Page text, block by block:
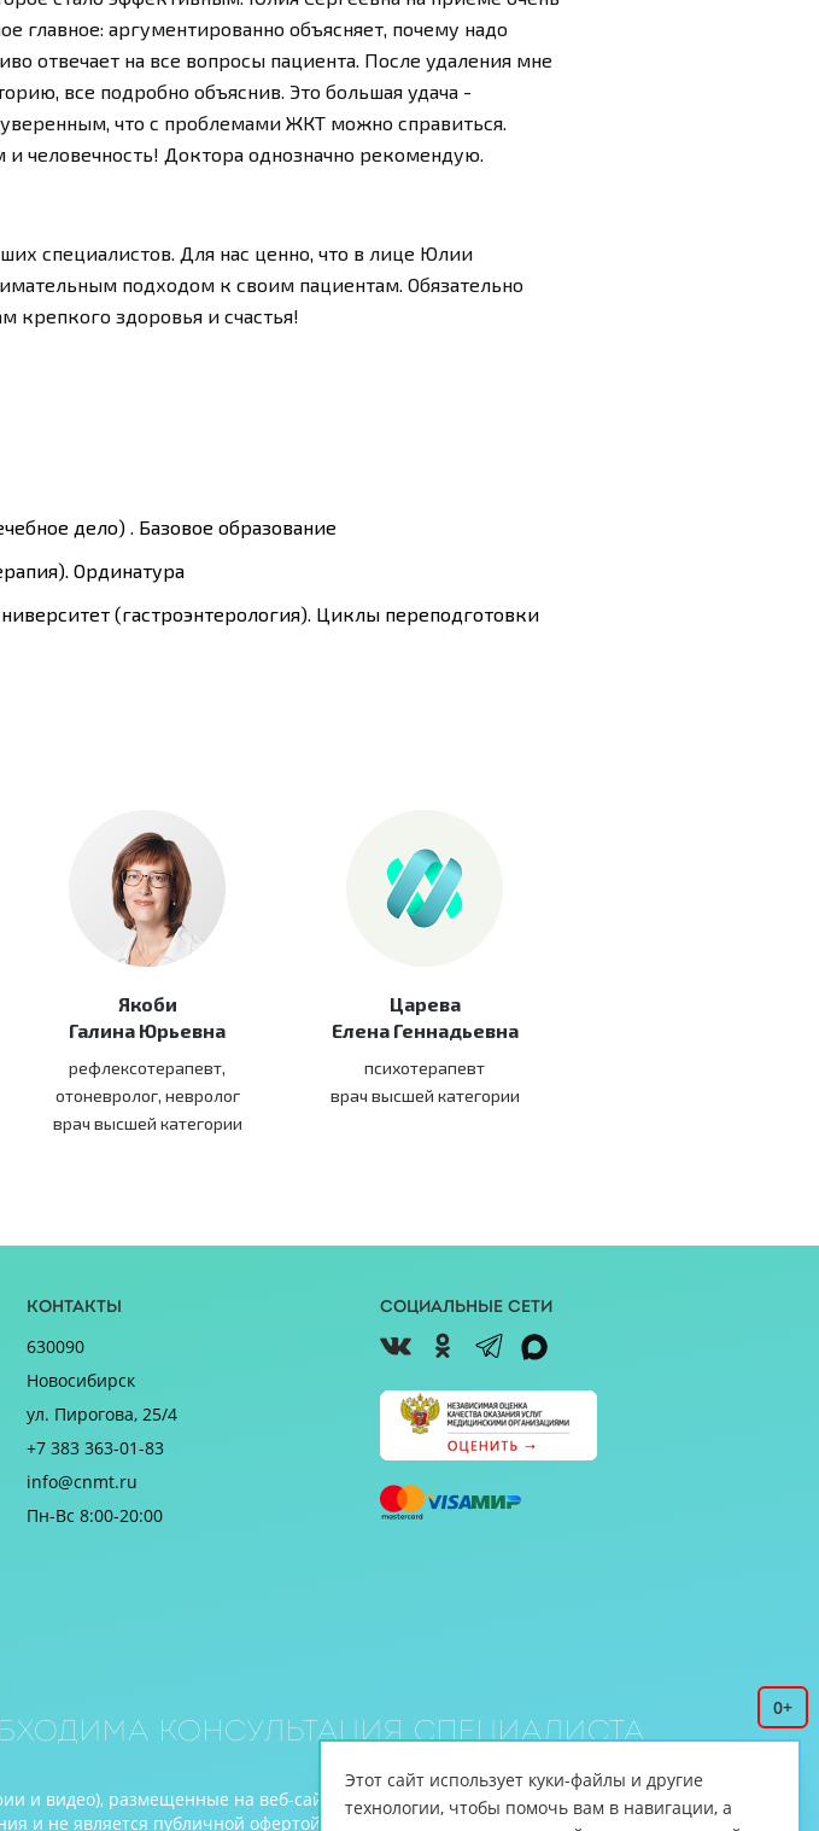
главное: аргументированно объясняет, почему надо
отвечает на все вопросы пациента. После удаления мне
все подробно объяснив. Это большая удача -
что с проблемами ЖКТ можно справиться.
человечность! Доктора однозначно рекомендую.
специалистов. Для нас ценно, что в лице Юлии
подходом к своим пациентам. Обязательно
крепкого здоровья и счастья!
дело) . Базовое образование
Ординатура
(гастроэнтерология). Циклы переподготовки
Якоби
Галина Юрьевна
рефлексотерапевт,
отоневролог, невролог
врач высшей категории
Царева
Елена Геннадьевна
психотерапевт
врач высшей категории
Контакты
630090
Новосибирск
ул. Пирогова, 25/4
+7 383 363-01-83
info@cnmt.ru
Пн-Вс 8:00-20:00
Социальные сети
0+
консультация специалиста
и видео), размещенные на веб-сайте www.cnmt.ru, принадлежит ЦНМТ.
и не является публичной офертой (ст.435 ГК РФ, cт. 437 ГК РФ).
Этот сайт использует куки-файлы и другие
технологии, чтобы помочь вам в навигации, а